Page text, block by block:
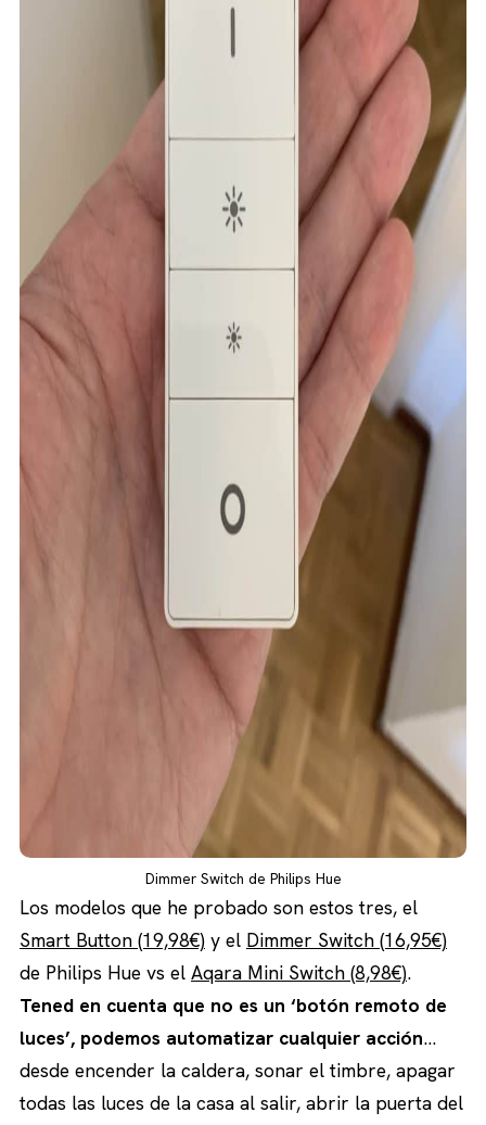
Dimmer Switch de Philips Hue
Los modelos que he probado son estos tres, el
Smart Button (19,98€) y el Dimmer Switch (16,95€)
de Philips Hue vs el Aqara Mini Switch (8,98€).
Tened en cuenta que no es un ‘botón remoto de
luces’, podemos automatizar cualquier acción…
desde encender la caldera, sonar el timbre, apagar
todas las luces de la casa al salir, abrir la puerta del